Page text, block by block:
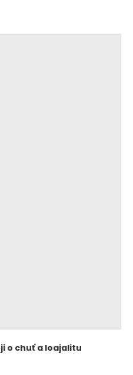
o chuť a loajalitu